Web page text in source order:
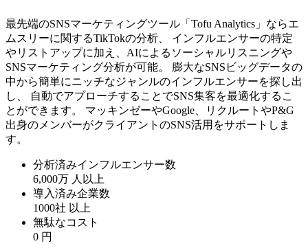
最先端のSNSマーケティングツール「Tofu Analytics」ならエ
ムスリーに関するTikTokの分析、 インフルエンサーの特定
やリストアップに加え、AIによるソーシャルリスニングや
SNSマーケティング分析が可能。 膨大なSNSビッグデータの
中から簡単にニッチなジャンルのインフルエンサーを探し出
し、 自動でアプローチすることでSNS集客を最適化するこ
とができます。 マッキンゼーやGoogle、リクルートやP&G
出身のメンバーがクライアントのSNS活用をサポートしま
す。
分析済みインフルエンサー数
6,000万 人以上
導入済み企業数
1000社 以上
無駄なコスト
0 円